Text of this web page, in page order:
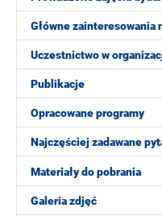
Główne zainteresowania
Uczestnictwo w
Publikacje
Opracowane programy
Najczęściej zadawane
Materiały do pobrania
Galeria zdjęć